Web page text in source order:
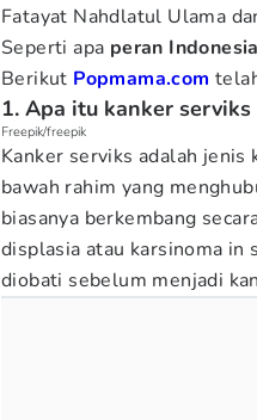
Fatayat Nahdlatul Ulama
Seperti apa peran
Berikut Popmama.com
1. Apa itu kanker serviks
Freepik/freepik
Kanker serviks adalah jenis
bawah rahim yang
biasanya berkembang
displasia atau karsinoma
diobati sebelum menjadi